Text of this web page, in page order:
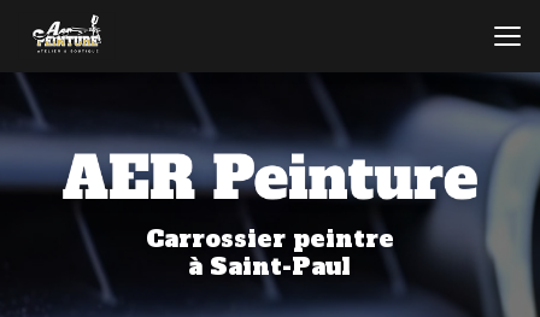
contenu
principal
Carrossier peintre
à Saint-Paul